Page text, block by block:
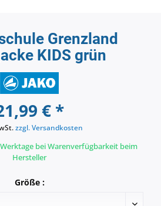
Grenzland
KIDS grün
€ *
zzgl. Versandkosten
bei Warenverfügbarkeit beim
Hersteller
Größe :